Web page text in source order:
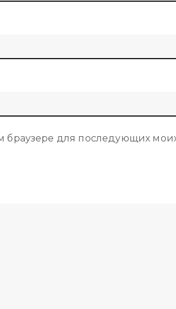
браузере для последующих